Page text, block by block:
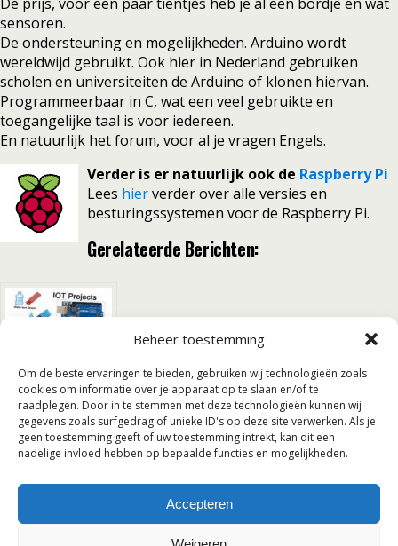
Beheer toestemming
Om de beste ervaringen te bieden, gebruiken wij technologieën zoals
cookies om informatie over je apparaat op te slaan en/of te
raadplegen. Door in te stemmen met deze technologieën kunnen wij
gegevens zoals surfgedrag of unieke ID's op deze site verwerken. Als je
geen toestemming geeft of uw toestemming intrekt, kan dit een
nadelige invloed hebben op bepaalde functies en mogelijkheden.
Accepteren
sensoren.
De ondersteuning en mogelijkheden. Arduino wordt
wereldwijd gebruikt. Ook hier in Nederland gebruiken
scholen en universiteiten de Arduino of klonen hiervan.
Programmeerbaar in C, wat een veel gebruikte en
toegangelijke taal is voor iedereen.
En natuurlijk het forum, voor al je vragen Engels.
Verder is er natuurlijk ook de Raspberry Pi
Lees hierverder over alle versies en
besturingssystemen voor de Raspberry Pi.
Gerelateerde Berichten:
Smart Home